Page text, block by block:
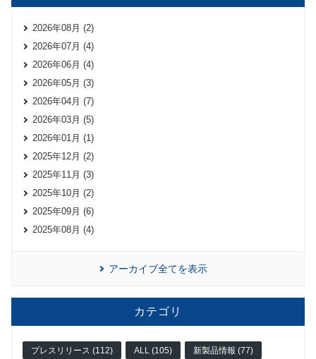
2026年08月 (2)
2026年07月 (4)
2026年06月 (4)
2026年05月 (3)
2026年04月 (7)
2026年03月 (5)
2026年01月 (1)
2025年12月 (2)
2025年11月 (3)
2025年10月 (2)
2025年09月 (6)
2025年08月 (4)
アーカイブ全てを表示
カテゴリ
プレスリリース (112) ALL (105) 新製品情報 (77)